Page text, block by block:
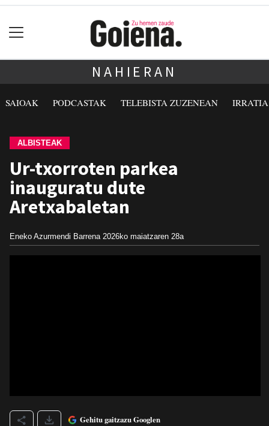
NAHIERAN
SAIOAK PODCASTAK TELEBISTA ZUZENEAN
ALBISTEAK
Ur-txorroten parkea
inauguratu dute
Aretxabaletan
Eneko Azurmendi Barrena 2026ko maiatzaren 28a
Gehitu gaitzazu Googlen